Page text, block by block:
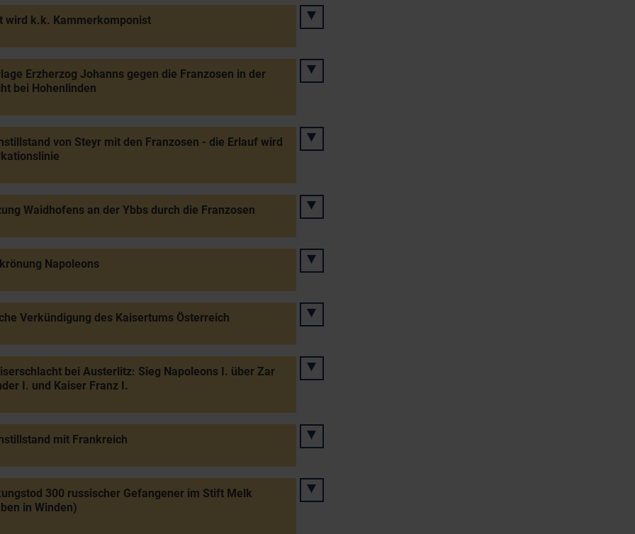
wird k.k. Kammerkomponist
Erzherzog Johanns gegen die Franzosen in der
bei Hohenlinden
von Steyr mit den Franzosen - die Erlauf wird
Waidhofens an der Ybbs durch die Franzosen
Napoleons
Verkündigung des Kaisertums Österreich
bei Austerlitz: Sieg Napoleons I. über Zar
I. und Kaiser Franz I.
mit Frankreich
300 russischer Gefangener im Stift Melk
in Winden)